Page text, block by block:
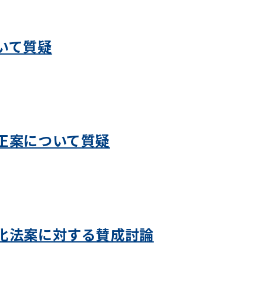
て質疑
案について質疑
法案に対する賛成討論